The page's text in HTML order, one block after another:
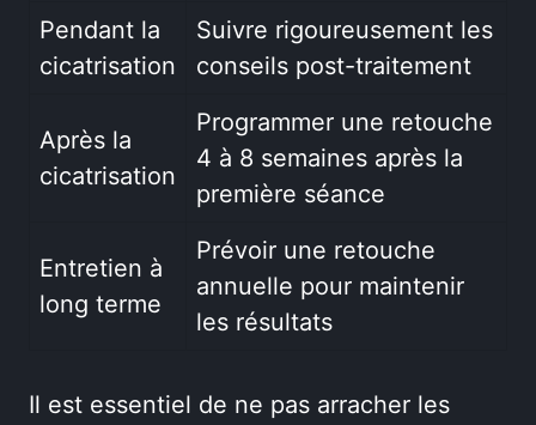
Pendant la
cicatrisation
Suivre rigoureusement les
conseils post-traitement
Après la
cicatrisation
Programmer une retouche
4 à 8 semaines après la
première séance
Entretien à
long terme
Prévoir une retouche
annuelle pour maintenir
les résultats
Il est essentiel de ne pas arracher les